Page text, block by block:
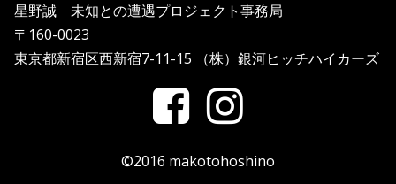
星野誠 未知との遭遇プロジェクト事務局
〒160-0023
東京都新宿区西新宿7-11-15 （株）銀河ヒッチハイカーズ
©2016 makotohoshino